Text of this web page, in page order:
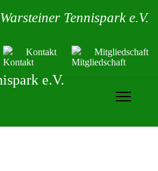
Warsteiner Tennispark e.V.
Kontakt Mitgliedschaft